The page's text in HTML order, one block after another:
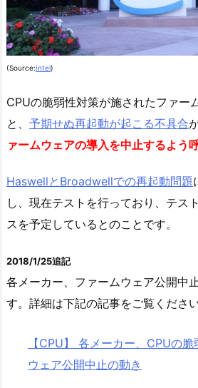
(Source:Intel)
CPUの脆弱性対策が施されたファー
と、 予期せぬ再起動が起こる不具合
ァームウェアの導入を中止するよう
HaswellとBroadwellでの再起動問題
し、現在テストを行っており、テス
スを予定しているとのことです。
2018/1/25追記
各メーカー、ファームウェア公開中
す。詳細は下記の記事をご覧ください
【CPU】 各メーカー、CPUの
ウェア公開中止の動き